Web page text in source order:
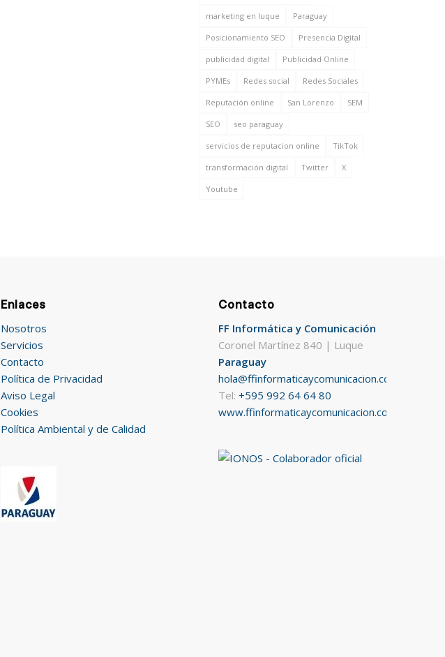
marketing en luque Paraguay
Posicionamiento SEO Presencia Digital
publicidad digital Publicidad Online
PYMEs Redes social Redes Sociales
Reputación online San Lorenzo SEM
SEO seo paraguay
servicios de reputacion online TikTok
transformación digital Twitter X
Youtube
Enlaces
Nosotros
Servicios
Contacto
Política de Privacidad
Aviso Legal
Cookies
Política Ambiental y de Calidad
Contacto
FF Informática y Comunicación
Coronel Martínez 840 | Luque
Paraguay
hola@ffinformaticaycomunicacion.com
Tel:+595 992 64 64 80
www.ffinformaticaycomunicacion.com